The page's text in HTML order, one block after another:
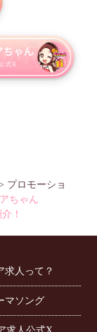
プロモーショ
ちゃん
！
求人って？
マソング